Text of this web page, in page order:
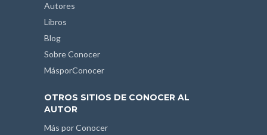
Autores
Libros
Blog
Sobre Conocer
MásporConocer
OTROS SITIOS DE CONOCER AL
AUTOR
Más por Conocer